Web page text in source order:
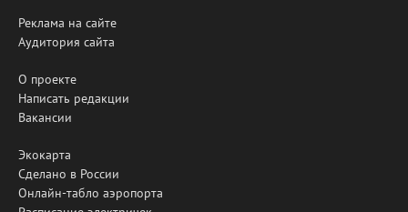
Реклама на сайте
Аудитория сайта
О проекте
Написать редакции
Вакансии
Экокарта
Сделано в России
Онлайн-табло аэропорта